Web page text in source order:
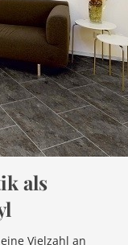
als
Vielzahl an